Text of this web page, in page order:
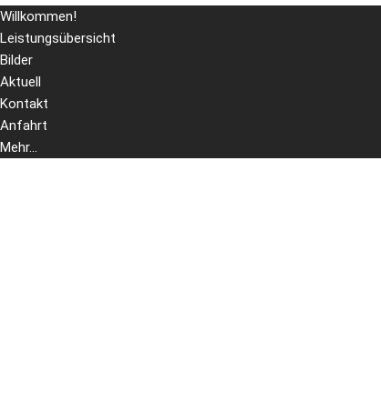
Willkommen!
Leistungsübersicht
Bilder
Aktuell
Kontakt
Anfahrt
Mehr...